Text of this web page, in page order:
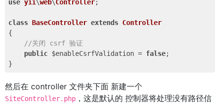
use yii\web\Controller;
class BaseController extends Controller
{
//关闭 csrf 验证
public $enableCsrfValidation = false;
然后在 controller 文件夹下面 新建一个
SiteController.php ，这是默认的 控制器将处理没有路径信